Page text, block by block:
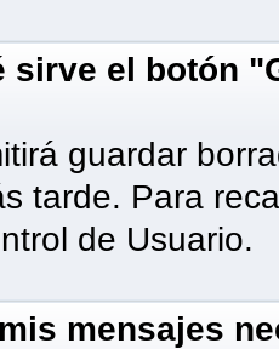
sirve el botón
guardar
tarde. Para
de Usuario.
mensajes